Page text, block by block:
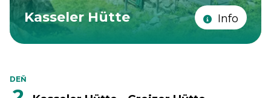
Kasseler Hütte Info
DEŇ